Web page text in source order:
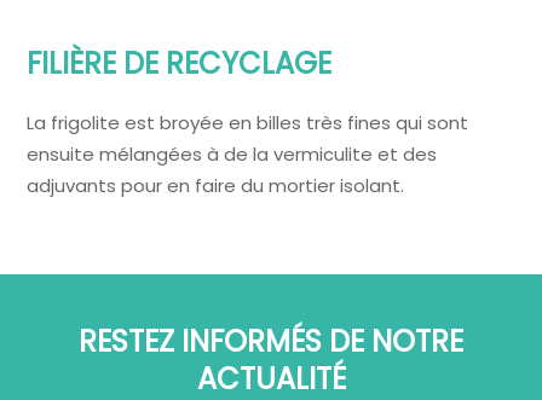
FILIÈRE DE RECYCLAGE
La frigolite est broyée en billes très fines qui sont
ensuite mélangées à de la vermiculite et des
adjuvants pour en faire du mortier isolant.
RESTEZ INFORMÉS DE NOTRE
ACTUALITÉ